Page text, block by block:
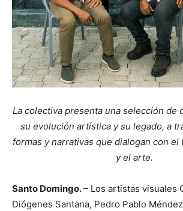
La colectiva presenta una selección de
su evolución artística y su legado, a
formas y narrativas que dialogan con el
y el arte.
Santo Domingo.– Los artistas visuales
Diógenes Santana, Pedro Pablo